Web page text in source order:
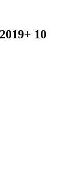
10